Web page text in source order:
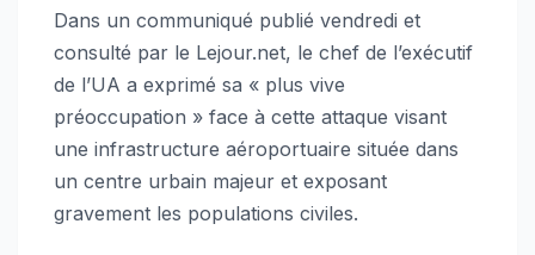
Dans un communiqué publié vendredi et
consulté par le Lejour.net, le chef de l’exécutif
de l’UA a exprimé sa « plus vive
préoccupation » face à cette attaque visant
une infrastructure aéroportuaire située dans
un centre urbain majeur et exposant
gravement les populations civiles.